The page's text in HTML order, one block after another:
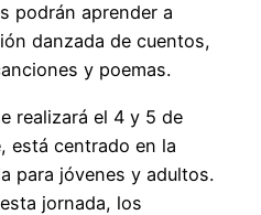
podrán aprender a
danzada de cuentos,
y poemas.
realizará el 4 y 5 de
está centrado en la
para jóvenes y adultos.
jornada, los